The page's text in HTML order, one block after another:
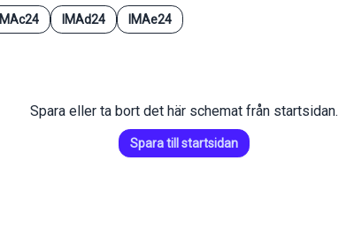
IMAc24 IMAd24 IMAe24
Spara eller ta bort det här schemat från startsidan.
Spara till startsidan